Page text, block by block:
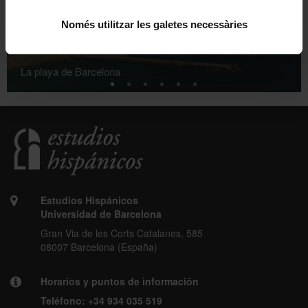
Només utilitzar les galetes necessàries
La playa de Barcelona
Estudios Hispánicos
Universidad de Barcelona
Gran Via de les Corts Catalanes, 585
08007 Barcelona (España)
Horarios y puntos de información
Teléfono: +34 934 035 519